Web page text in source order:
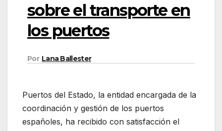
sobre el transporte en
los puertos
Por Lana Ballester
Puertos del Estado, la entidad encargada de la
coordinación y gestión de los puertos
españoles, ha recibido con satisfacción el